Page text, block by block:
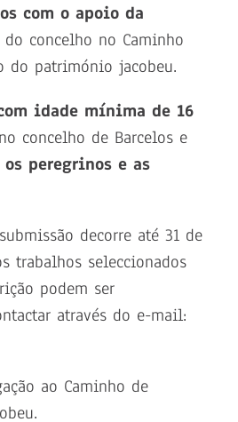
com o apoio da
concelho no Caminho
do património jacobeu.
idade mínima de 16
concelho de Barcelos e
peregrinos e as
decorre até 31 de
trabalhos seleccionados
podem ser
através do e-mail:
ao Caminho de